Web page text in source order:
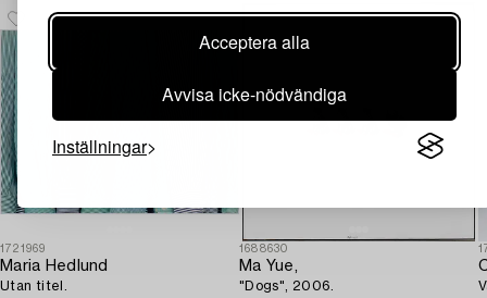
Acceptera alla
Avvisa icke-nödvändiga
Inställningar
1721969
Maria Hedlund
Utan titel.
1688630
Ma Yue,
"Dogs", 2006.